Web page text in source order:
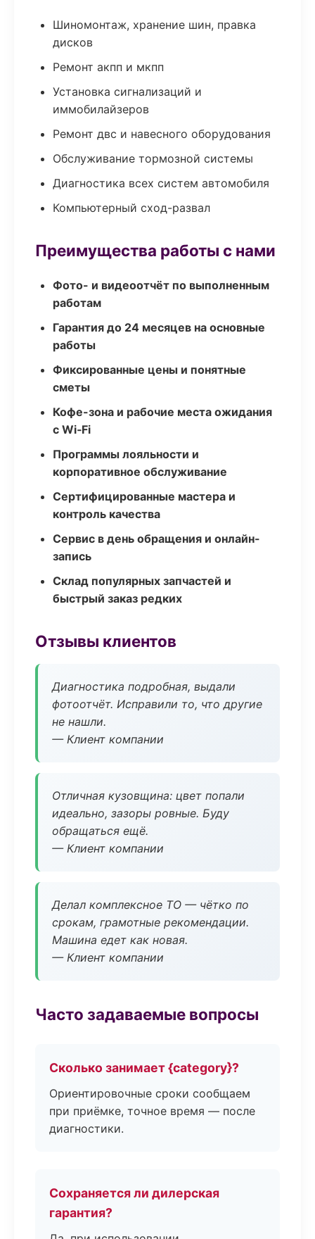
Шиномонтаж, хранение шин, правка
дисков
Ремонт акпп и мкпп
Установка сигнализаций и
иммобилайзеров
Ремонт двс и навесного оборудования
Обслуживание тормозной системы
Диагностика всех систем автомобиля
Компьютерный сход-развал
Преимущества работы с нами
Фото- и видеоотчёт по выполненным
работам
Гарантия до 24 месяцев на основные
работы
Фиксированные цены и понятные
сметы
Кофе-зона и рабочие места ожидания
с Wi‑Fi
Программы лояльности и
корпоративное обслуживание
Сертифицированные мастера и
контроль качества
Сервис в день обращения и онлайн-
запись
Склад популярных запчастей и
быстрый заказ редких
Отзывы клиентов
Диагностика подробная, выдали
фотоотчёт. Исправили то, что другие
не нашли.
— Клиент компании
Отличная кузовщина: цвет попали
идеально, зазоры ровные. Буду
обращаться ещё.
— Клиент компании
Делал комплексное ТО — чётко по
срокам, грамотные рекомендации.
Машина едет как новая.
— Клиент компании
Часто задаваемые вопросы
Сколько занимает {category}?
Ориентировочные сроки сообщаем
при приёмке, точное время — после
диагностики.
Сохраняется ли дилерская
гарантия?